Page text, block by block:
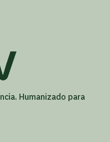
Humanizado para